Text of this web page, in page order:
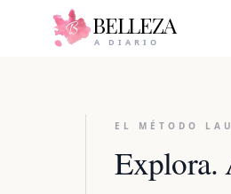
BELLEZA
A DIARIO
EL MÉTODO
Explora.